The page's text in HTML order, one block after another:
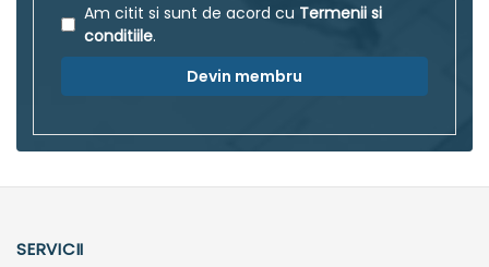
Am citit si sunt de acord cu Termenii si
conditiile.
Devin membru
SERVICII